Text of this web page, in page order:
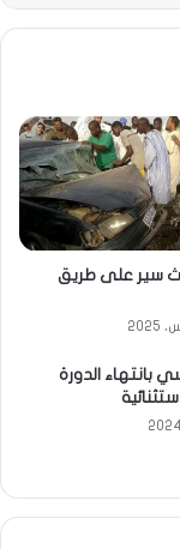
سير على طريق
بانتهاء الدورة